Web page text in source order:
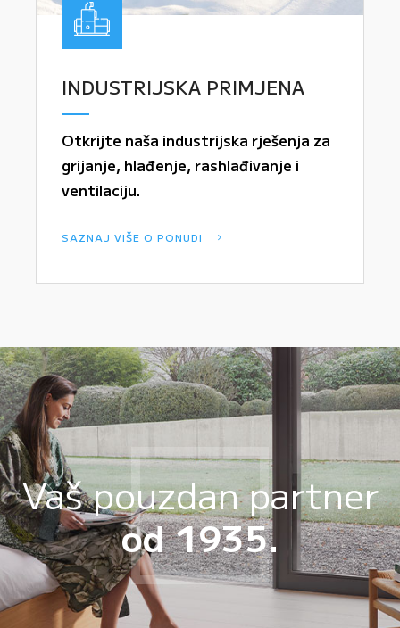
INDUSTRIJSKA PRIMJENA
Otkrijte naša industrijska rješenja za
grijanje, hlađenje, rashlađivanje i
ventilaciju.
SAZNAJ VIŠE O PONUDI
Vaš pouzdan partner
od 1935.